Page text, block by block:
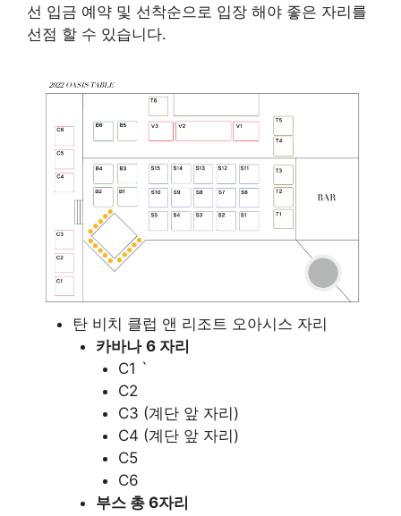
선 입금 예약 및 선착순으로 입장 해야 좋은 자리를
선점 할 수 있습니다.
탄 비치 클럽 앤 리조트 오아시스 자리
카바나 6 자리
C1 `
C2
C3 (계단 앞 자리)
C4 (계단 앞 자리)
C5
C6
부스 총 6자리